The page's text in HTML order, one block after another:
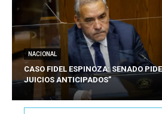
NACIONAL
CASO FIDEL ESPINOZA: SENADO
JUICIOS ANTICIPADOS”